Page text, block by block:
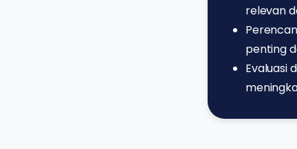
relevan
penting
Evaluasi